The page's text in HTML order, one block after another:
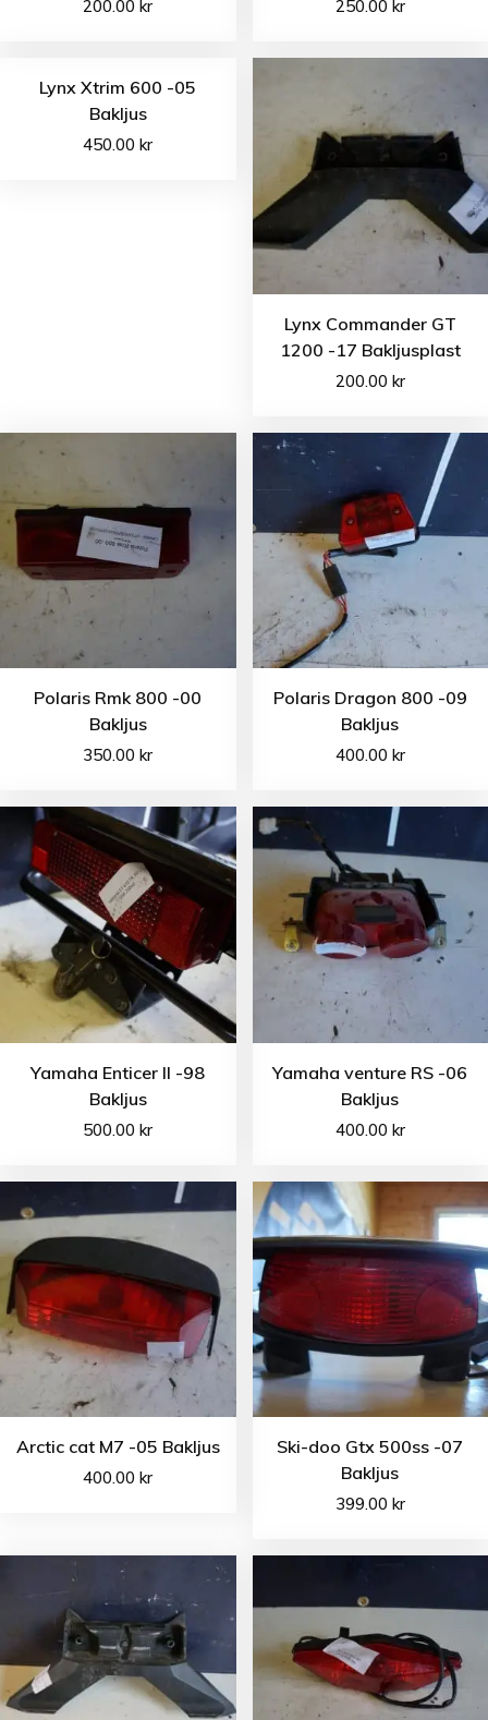
200.00 kr 250.00 kr
Lynx Xtrim 600 -05
Bakljus
450.00kr
Lynx Commander GT
1200 -17 Bakljusplast
200.00 kr
Polaris Rmk 800 -00
Bakljus
350.00kr
Polaris Dragon 800 -09
Bakljus
400.00 kr
Yamaha Enticer II -98
Bakljus
500.00kr
Yamaha venture RS -06
Bakljus
400.00 kr
Arctic cat M7 -05 Bakljus
400.00kr
Ski-doo Gtx 500ss -07
Bakljus
399.00 kr